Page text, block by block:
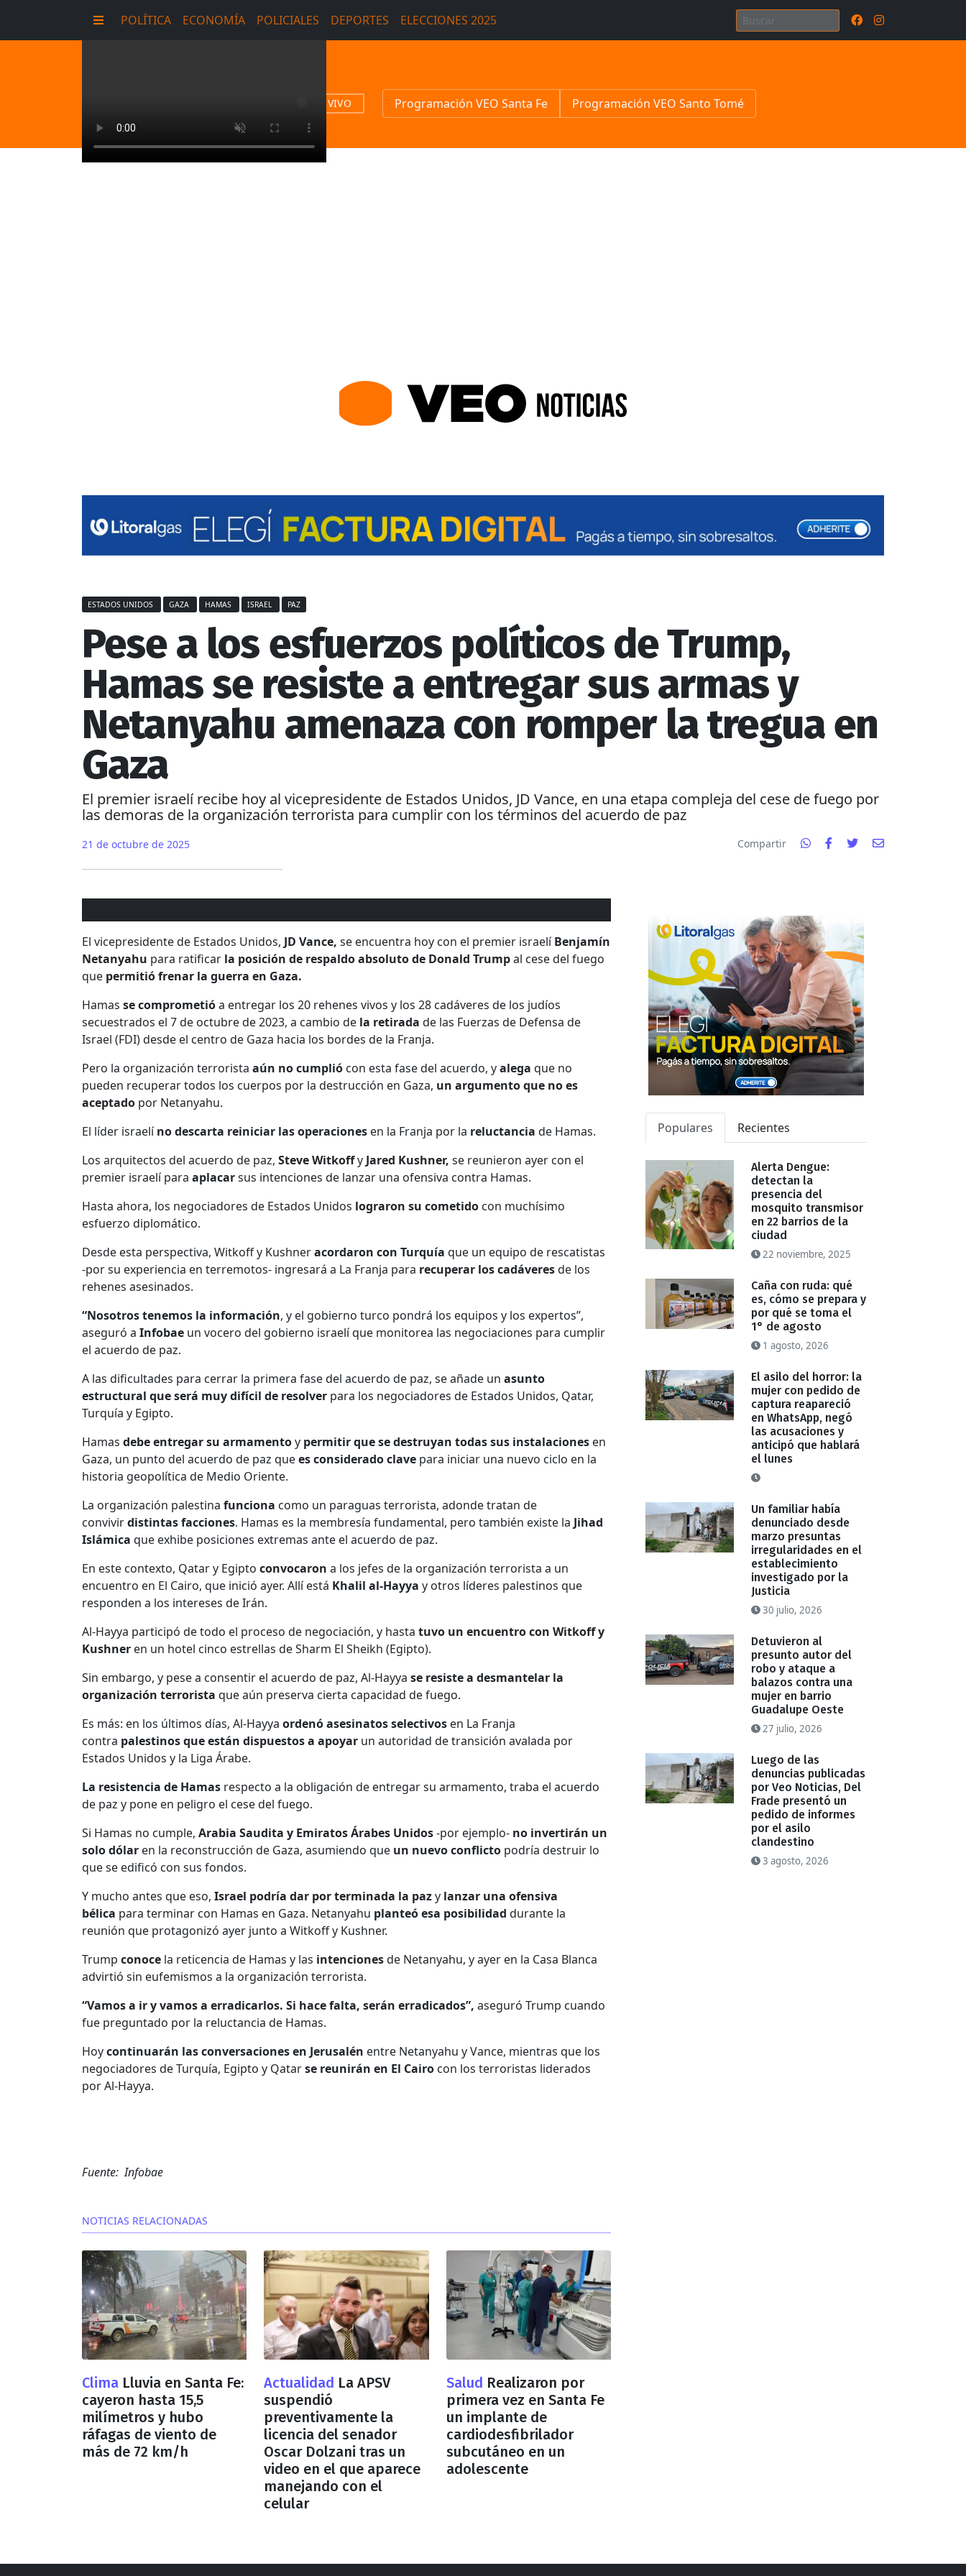
POLÍTICA ECONOMÍA POLICIALES DEPORTES ELECCIONES 2025
EN VIVO Programación VEO Santa Fe Programación VEO Santo Tomé
ESTADOS UNIDOS GAZA HAMAS ISRAEL PAZ
Pese a los esfuerzos políticos de Trump,
Hamas se resiste a entregar sus armas y
Netanyahu amenaza con romper la tregua en
Gaza
El premier israelí recibe hoy al vicepresidente de Estados Unidos, JD Vance, en una etapa compleja del cese de fuego por
las demoras de la organización terrorista para cumplir con los términos del acuerdo de paz
21 de octubre de 2025 Compartir
El vicepresidente de Estados Unidos, JD Vance, se encuentra hoy con el premier israelíBenjamín
Netanyahu para ratificar la posición de respaldo absoluto de Donald Trumpal cese del fuego
que permitió frenar la guerra en Gaza.
Hamas se comprometióa entregar los 20 rehenes vivos y los 28 cadáveres de los judíos
secuestrados el 7 de octubre de 2023, a cambio de la retirada de las Fuerzas de Defensa de
Israel (FDI) desde el centro de Gaza hacia los bordes de la Franja.
Pero la organización terrorista aún no cumplió con esta fase del acuerdo, yalega que no
pueden recuperar todos los cuerpos por la destrucción en Gaza, un argumento que no es
aceptado por Netanyahu.
El líder israelíno descarta reiniciar las operaciones en la Franja por la reluctancia de Hamas.
Los arquitectos del acuerdo de paz, Steve Witkoffy Jared Kushner, se reunieron ayer con el
premier israelí para aplacarsus intenciones de lanzar una ofensiva contra Hamas.
Hasta ahora, los negociadores de Estados Unidos lograron su cometido con muchísimo
esfuerzo diplomático.
Desde esta perspectiva, Witkoff y Kushneracordaron con Turquía que un equipo de rescatistas
-por su experiencia en terremotos- ingresará a La Franja para recuperar los cadáveresde los
rehenes asesinados.
“Nosotros tenemos la información, y el gobierno turco pondrá los equipos y los expertos”,
aseguró a Infobae un vocero del gobierno israelí que monitorea las negociaciones para cumplir
el acuerdo de paz.
A las dificultades para cerrar la primera fase del acuerdo de paz, se añade un asunto
estructural que será muy difícil de resolver para los negociadores de Estados Unidos, Qatar,
Turquía y Egipto.
Hamas debe entregar su armamentoy permitir que se destruyan todas sus instalaciones en
Gaza, un punto del acuerdo de paz quees considerado clave para iniciar una nuevo ciclo en la
historia geopolítica de Medio Oriente.
La organización palestina funciona como un paraguas terrorista, adonde tratan de
convivirdistintas facciones. Hamas es la membresía fundamental, pero también existe la Jihad
Islámica que exhibe posiciones extremas ante el acuerdo de paz.
En este contexto, Qatar y Egipto convocaron a los jefes de la organización terrorista a un
encuentro en El Cairo, que inició ayer. Allí está Khalil al-Hayya y otros líderes palestinos que
responden a los intereses de Irán.
Al-Hayya participó de todo el proceso de negociación, y hasta tuvo un encuentro con Witkoff y
Kushner en un hotel cinco estrellas de Sharm El Sheikh (Egipto).
Sin embargo, y pese a consentir el acuerdo de paz, Al-Hayya se resiste a desmantelar la
organización terrorista que aún preserva cierta capacidad de fuego.
Es más: en los últimos días, Al-Hayya ordenó asesinatos selectivos en La Franja
contra palestinos que están dispuestos a apoyar un autoridad de transición avalada por
Estados Unidos y la Liga Árabe.
La resistencia de Hamas respecto a la obligación de entregar su armamento, traba el acuerdo
de paz y pone en peligro el cese del fuego.
Si Hamas no cumple, Arabia Saudita y Emiratos Árabes Unidos-por ejemplo- no invertirán un
solo dólar en la reconstrucción de Gaza, asumiendo que un nuevo conflicto podría destruir lo
que se edificó con sus fondos.
Y mucho antes que eso, Israel podría dar por terminada la pazy lanzar una ofensiva
bélica para terminar con Hamas en Gaza. Netanyahu planteó esa posibilidad durante la
reunión que protagonizó ayer junto a Witkoff y Kushner.
Trump conoce la reticencia de Hamas y las intencionesde Netanyahu, y ayer en la Casa Blanca
advirtió sin eufemismos a la organización terrorista.
“Vamos a ir y vamos a erradicarlos. Si hace falta, serán erradicados”, aseguró Trump cuando
fue preguntado por la reluctancia de Hamas.
Hoycontinuarán las conversaciones en Jerusalén entre Netanyahu y Vance, mientras que los
negociadores de Turquía, Egipto y Qatarse reunirán en El Cairo con los terroristas liderados
por Al-Hayya.
Fuente: Infobae
NOTICIAS RELACIONADAS
Clima Lluvia en Santa Fe:
cayeron hasta 15,5
milímetros y hubo
ráfagas de viento de
más de 72 km/h
Actualidad La APSV
suspendió
preventivamente la
licencia del senador
Oscar Dolzani tras un
video en el que aparece
manejando con el
celular
Salud Realizaron por
primera vez en Santa Fe
un implante de
cardiodesfibrilador
subcutáneo en un
adolescente
Populares Recientes
Alerta Dengue:
detectan la
presencia del
mosquito transmisor
en 22 barrios de la
ciudad
22 noviembre, 2025
Caña con ruda: qué
es, cómo se prepara y
por qué se toma el
1° de agosto
1 agosto, 2026
El asilo del horror: la
mujer con pedido de
captura reapareció
en WhatsApp, negó
las acusaciones y
anticipó que hablará
el lunes
Un familiar había
denunciado desde
marzo presuntas
irregularidades en el
establecimiento
investigado por la
Justicia
30 julio, 2026
Detuvieron al
presunto autor del
robo y ataque a
balazos contra una
mujer en barrio
Guadalupe Oeste
27 julio, 2026
Luego de las
denuncias publicadas
por Veo Noticias, Del
Frade presentó un
pedido de informes
por el asilo
clandestino
3 agosto, 2026